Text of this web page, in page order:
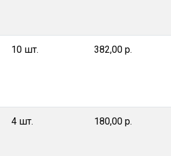
10 шт. 382,00 р.
4 шт. 180,00 р.